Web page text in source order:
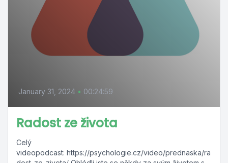
January 31, 2024 • 00:24:59
Radost ze života
Celý
videopodcast: https://psychologie.cz/video/prednaska/ra